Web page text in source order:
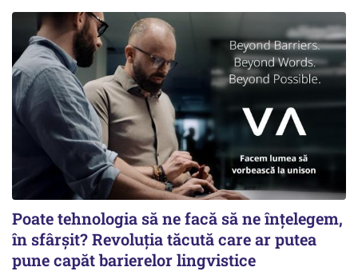
Poate tehnologia să ne facă să ne înțelegem,
în sfârșit? Revoluția tăcută care ar putea
pune capăt barierelor lingvistice